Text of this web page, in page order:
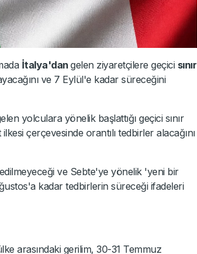
İtalya'dan gelen ziyaretçilere geçici sınır
ve 7 Eylül'e kadar süreceğini
yolculara yönelik başlattığı geçici sınır
çerçevesinde orantılı tedbirler alacağını
ve Sebte'ye yönelik 'yeni bir
kadar tedbirlerin süreceği ifadeleri
arasındaki gerilim, 30-31 Temmuz